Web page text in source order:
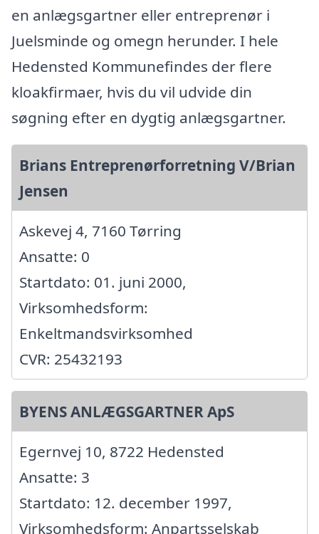
en anlægsgartner eller entreprenør i
Juelsminde og omegn herunder. I hele
Hedensted Kommunefindes der flere
kloakfirmaer, hvis du vil udvide din
søgning efter en dygtig anlægsgartner.
Brians Entreprenørforretning V/Brian
Jensen
Askevej 4, 7160 Tørring
Ansatte: 0
Startdato: 01. juni 2000,
Virksomhedsform:
Enkeltmandsvirksomhed
CVR: 25432193
BYENS ANLÆGSGARTNER ApS
Egernvej 10, 8722 Hedensted
Ansatte: 3
Startdato: 12. december 1997,
Virksomhedsform: Anpartsselskab